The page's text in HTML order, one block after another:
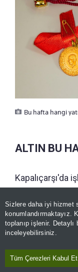
Sizlere daha iyi hizmet
konumlandırmaktayız.
toplanıp işlenir.
inceleyebilirsiniz.
Tüm Çerezleri Kabul Et
Bu hafta hangi
ALTIN BU
Kapalıçarşı'da
664 liraya,
yüzde 8,12
ÖNERİLEN